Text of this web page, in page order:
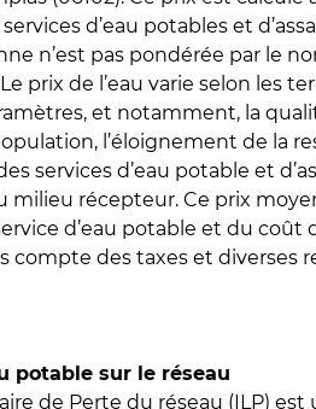
d’eau potables et
n’est pas pondérée par le
prix de l’eau varie selon les
et notamment, la
l’éloignement de la
services d’eau potable et
milieu récepteur. Ce prix
d’eau potable et du coût
compte des taxes et diverses
potable sur le réseau
de Perte du réseau (ILP)